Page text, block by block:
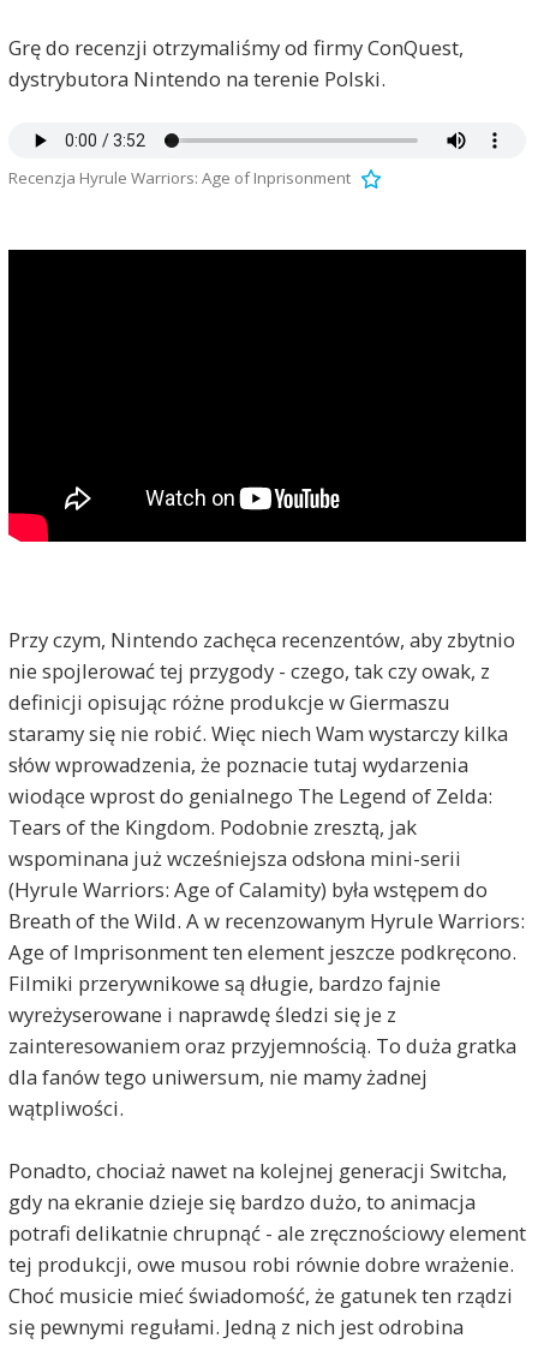
Grę do recenzji otrzymaliśmy od firmy ConQuest,
dystrybutora Nintendo na terenie Polski.
Recenzja Hyrule Warriors: Age of Inprisonment
Przy czym, Nintendo zachęca recenzentów, aby zbytnio
nie spojlerować tej przygody - czego, tak czy owak, z
definicji opisując różne produkcje w Giermaszu
staramy się nie robić. Więc niech Wam wystarczy kilka
słów wprowadzenia, że poznacie tutaj wydarzenia
wiodące wprost do genialnego The Legend of Zelda:
Tears of the Kingdom. Podobnie zresztą, jak
wspominana już wcześniejsza odsłona mini-serii
(Hyrule Warriors: Age of Calamity) była wstępem do
Breath of the Wild. A w recenzowanym Hyrule Warriors:
Age of Imprisonment ten element jeszcze podkręcono.
Filmiki przerywnikowe są długie, bardzo fajnie
wyreżyserowane i naprawdę śledzi się je z
zainteresowaniem oraz przyjemnością. To duża gratka
dla fanów tego uniwersum, nie mamy żadnej
wątpliwości.
Ponadto, chociaż nawet na kolejnej generacji Switcha,
gdy na ekranie dzieje się bardzo dużo, to animacja
potrafi delikatnie chrupnąć - ale zręcznościowy element
tej produkcji, owe musou robi równie dobre wrażenie.
Choć musicie mieć świadomość, że gatunek ten rządzi
się pewnymi regułami. Jedną z nich jest odrobina